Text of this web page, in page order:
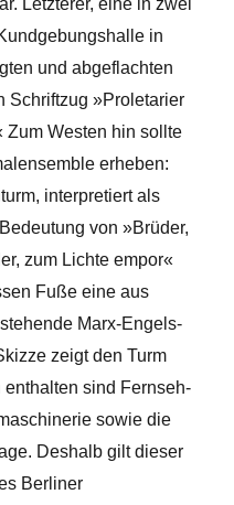
Letzterer, eine in zwei
in
und abgeflachten
Schriftzug »Proletarier
Zum Westen hin sollte
erheben:
interpretiert als
von »Brüder,
zum Lichte empor«
Fuße eine aus
Marx-Engels-
zeigt den Turm
sind Fernseh-
sowie die
Deshalb gilt dieser
Berliner